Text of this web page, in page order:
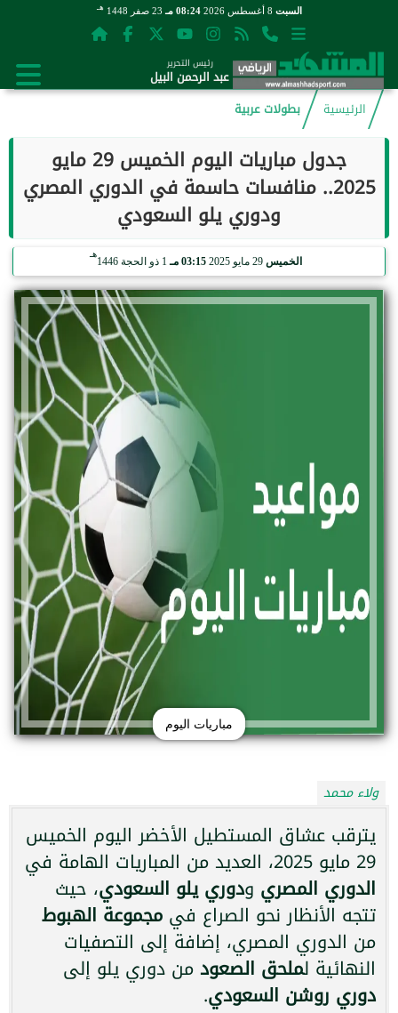
السبت 08:24 مـ 23 صفر 1448 هـ
رئيس التحرير
عبد الرحمن البيل
الرئيسية
بطولات عربية
جدول مباريات اليوم الخميس 29 مايو
2025.. منافسات حاسمة في الدوري المصري
ودوري يلو السعودي
الخميس 29 مايو 2025 03:15 مـ 1 ذو الحجة 1446
هـ
مباريات اليوم
ولاء محمد
يترقب عشاق المستطيل الأخضر اليوم الخميس
29 مايو 2025، العديد من المباريات الهامة في
الدوري المصري ودوري يلو السعودي، حيث
تتجه الأنظار نحو الصراع في مجموعة الهبوط
من الدوري المصري، إضافة إلى التصفيات
النهائية لملحق الصعود من دوري يلو إلى
دوري روشن السعودي.